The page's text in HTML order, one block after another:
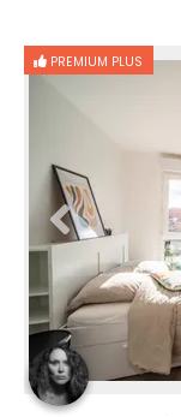
PREMIUM PLUS